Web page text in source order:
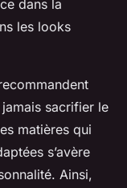
dans la
les looks
sacrifier le
matières qui
s’avère
Ainsi,